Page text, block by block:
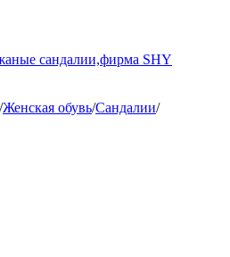
сандалии,фирма SHY
/Женская обувь/Сандалии/